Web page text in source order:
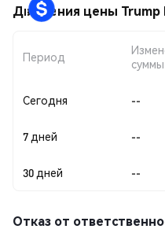
Движения цены Trump
Период
суммы
Сегодня --
7 дней --
30 дней --
Отказ от